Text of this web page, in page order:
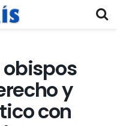
obispos
y
con